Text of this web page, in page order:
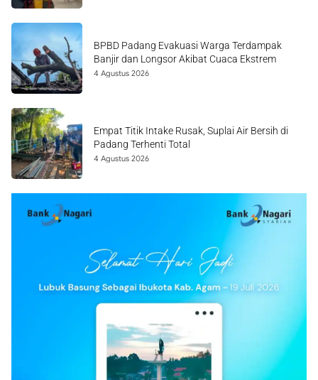
BPBD Padang Evakuasi Warga Terdampak
Banjir dan Longsor Akibat Cuaca Ekstrem
4 Agustus 2026
Empat Titik Intake Rusak, Suplai Air Bersih di
Padang Terhenti Total
4 Agustus 2026